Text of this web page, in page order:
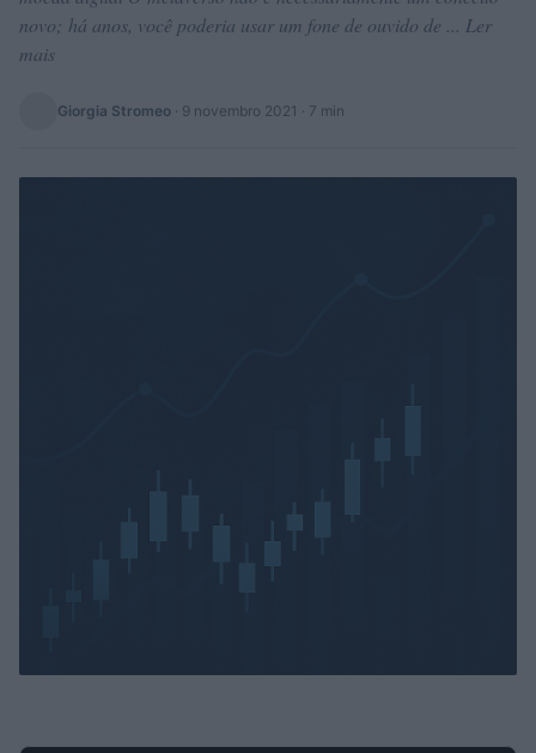
novo; há anos, você poderia usar um fone de ouvido de ... Ler
mais
Giorgia Stromeo · 9 novembro 2021 · 7 min